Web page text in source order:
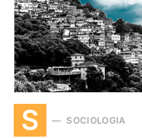
S SOCIOLOGIA